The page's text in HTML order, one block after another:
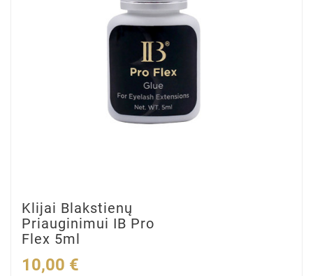
Klijai Blakstienų
Priauginimui IB Pro
Flex 5ml
10,00 €